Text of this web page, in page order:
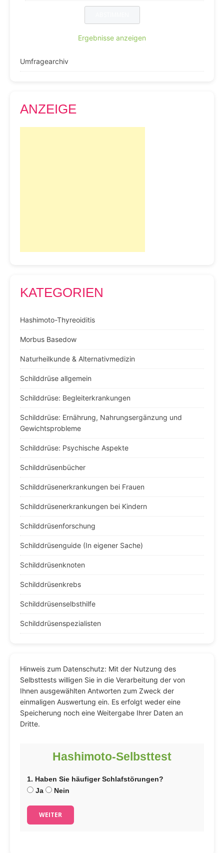
Ergebnisse anzeigen
Umfragearchiv
ANZEIGE
KATEGORIEN
Hashimoto-Thyreoiditis
Morbus Basedow
Naturheilkunde & Alternativmedizin
Schilddrüse allgemein
Schilddrüse: Begleiterkrankungen
Schilddrüse: Ernährung, Nahrungsergänzung und
Gewichtsprobleme
Schilddrüse: Psychische Aspekte
Schilddrüsenbücher
Schilddrüsenerkrankungen bei Frauen
Schilddrüsenerkrankungen bei Kindern
Schilddrüsenforschung
Schilddrüsenguide (In eigener Sache)
Schilddrüsenknoten
Schilddrüsenkrebs
Schilddrüsenselbsthilfe
Schilddrüsenspezialisten
Hinweis zum Datenschutz: Mit der Nutzung des
Selbsttests willigen Sie in die Verarbeitung der von
Ihnen ausgewählten Antworten zum Zweck der
einmaligen Auswertung ein. Es erfolgt weder eine
Speicherung noch eine Weitergabe Ihrer Daten an
Dritte.
Hashimoto-Selbsttest
1. Haben Sie häufiger Schlafstörungen?
Ja
Nein
WEITER